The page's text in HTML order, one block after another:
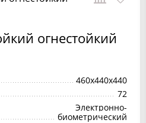
огнестойкий
460x440x440
72
Электронно-
биометрический